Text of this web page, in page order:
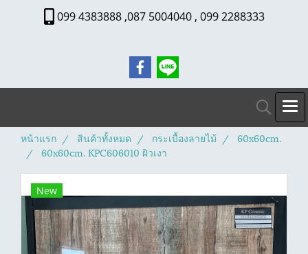
099 4383888 ,087 5004040 , 099 2288333
หน้าแรก สินค้าทั้งหมด กระเบื้องลายไม้
60x60cm.
60x60cm. KPC606010 ผิวเงา
New